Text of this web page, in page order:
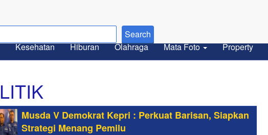
Kesehatan Hiburan Olahraga Mata Foto Property
Musda V Demokrat Kepri : Perkuat Barisan, Siapkan
Strategi Menang Pemilu